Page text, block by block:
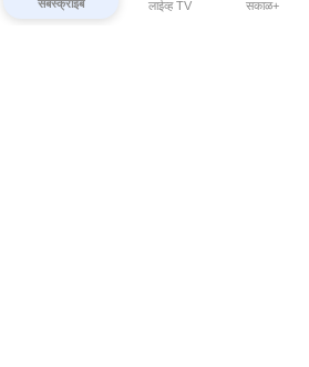
सबस्क्राईब लाईव्ह TV सकाळ+